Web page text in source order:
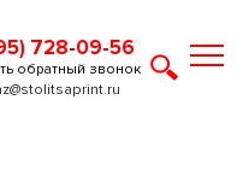
728-09-56
обратный звонок